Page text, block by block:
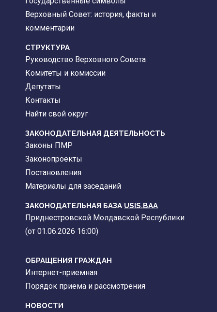
Верховный Совет: история, факты и
комментарии
CТРУКТУРА
Руководство Верховного Совета
Комитеты и комиссии
Депутаты
Контакты
Найти свой округ
ЗАКОНОДАТЕЛЬНАЯ ДЕЯТЕЛЬНОСТЬ
Законы ПМР
Законопроекты
Постановления
Материалы для заседаний
ЗАКОНОДАТЕЛЬНАЯ БАЗА USIS.BAA
Приднестровской Молдавской Республики
(от 01.06.2026 16:00)
ОБРАЩЕНИЯ ГРАЖДАН
Интернет-приемная
Порядок приема и рассмотрения
НОВОСТИ